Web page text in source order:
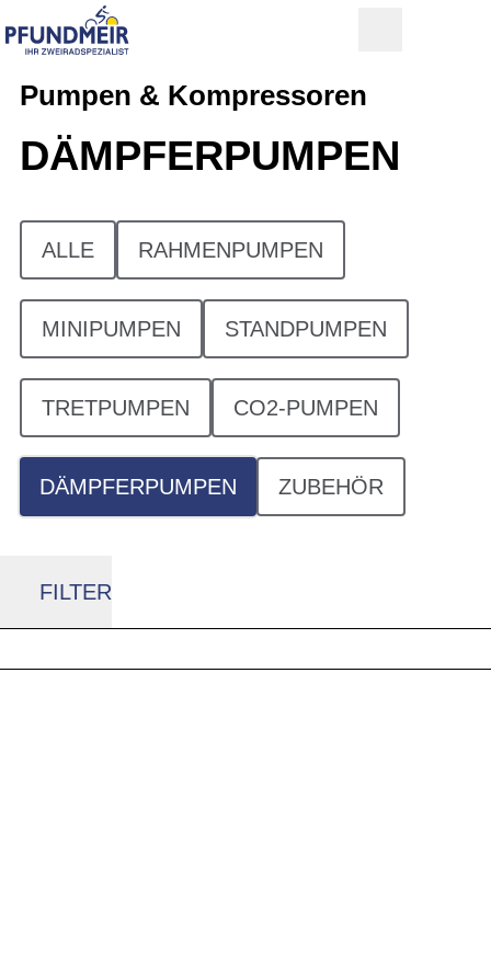
Pumpen & Kompressoren
DÄMPFERPUMPEN
ALLE RAHMENPUMPEN
MINIPUMPEN STANDPUMPEN
TRETPUMPEN CO2-PUMPEN
DÄMPFERPUMPEN ZUBEHÖR
FILTER